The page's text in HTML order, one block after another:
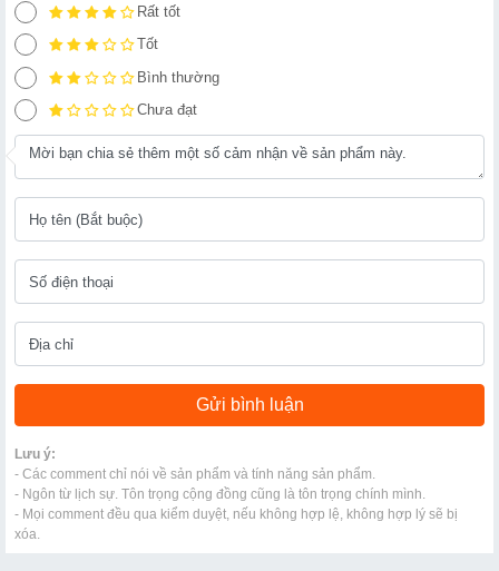
Rất tốt
Tốt
Bình thường
Chưa đạt
Lưu ý:
- Các comment chỉ nói về sản phẩm và tính năng sản phẩm.
- Ngôn từ lịch sự. Tôn trọng cộng đồng cũng là tôn trọng chính mình.
- Mọi comment đều qua kiểm duyệt, nếu không hợp lệ, không hợp lý sẽ bị
xóa.